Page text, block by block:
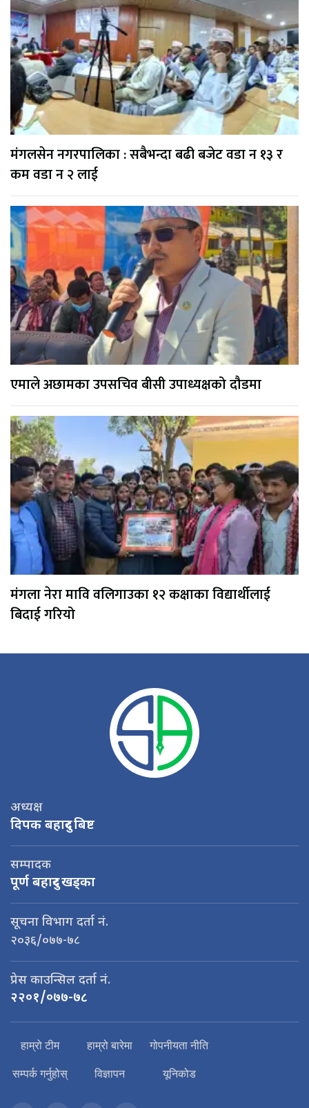
मंगलसेन नगरपालिका : सबैभन्दा बढी बजेट वडा न १३ र
कम वडा न २ लाई
एमाले अछामका उपसचिव बीसी उपाध्यक्षको दौडमा
मंगला नेरा मावि वलिगाउका १२ कक्षाका विद्यार्थीलाई
बिदाई गरियो
अध्यक्ष
दिपक बहादुर बिष्ट
सम्पादक
पूर्ण बहादुर खड्का
सूचना विभाग दर्ता नं.
२०३६/०७७-७८
प्रेस काउन्सिल दर्ता नं.
२२०१/०७७-७८
हाम्रो टीम हाम्रो बारेमा गोपनीयता नीति
सम्पर्क गर्नुहोस् विज्ञापन यूनिकोड